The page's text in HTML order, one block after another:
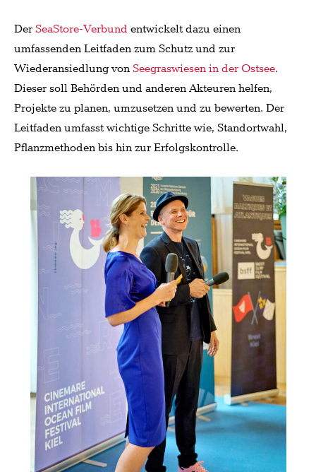
DerSeaStore-Verbund entwickelt dazu einen
umfassenden Leitfaden zum Schutz und zur
Wiederansiedlung vonSeegraswiesen in der Ostsee.
Dieser soll Behörden und anderen Akteuren helfen,
Projekte zu planen, umzusetzen und zu bewerten. Der
Leitfaden umfasst wichtige Schritte wie, Standortwahl,
Pflanzmethoden bis hin zur Erfolgskontrolle.